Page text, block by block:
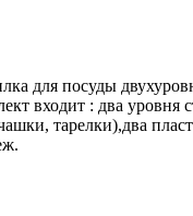
для посуды
входит : два уровня
тарелки),два